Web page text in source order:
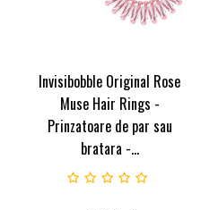
Invisibobble Original Rose
Muse Hair Rings -
Prinzatoare de par sau
bratara -...